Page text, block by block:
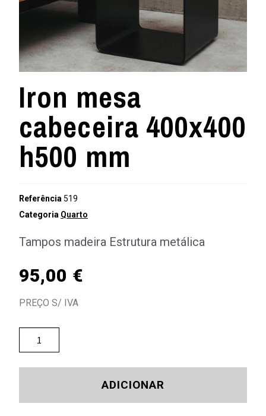
Iron mesa
cabeceira 400x400
h500 mm
Referência 519
Categoria Quarto
Tampos madeira Estrutura metálica
95,00 €
PREÇO S/ IVA
ADICIONAR